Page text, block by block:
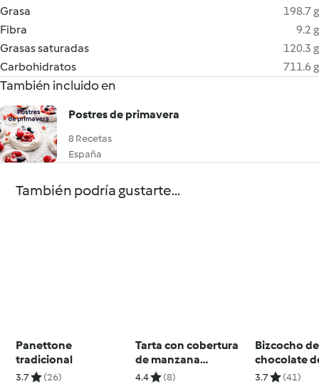
Grasa
198.7 g
Fibra
9.2 g
Grasas saturadas
120.3 g
Carbohidratos
711.6 g
También incluido en
Postres de primavera
8 Recetas
España
También podría gustarte...
Panettone
tradicional
3.7 (26)
Tarta con cobertura
de manzana
laminada
4.4 (8)
Bizcocho de
chocolate
de huevo
3.7 (41)